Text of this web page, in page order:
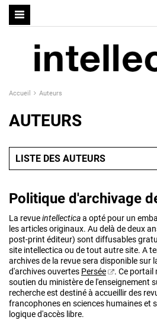
Accueil Auteurs
AUTEURS
LISTE DES AUTEURS
Politique d'archivage
La revueintellecticaa opté pour un
les articles originaux. Au delà de deux
post-print éditeur) sont diffusables
site intellectica ou de tout autre site. A
archives de la revue sera disponible sur
d'archives ouvertes Persée
. Ce portail
soutien du ministère de l'enseignement
recherche est destiné à accueillir des
francophones en sciences humaines et
logique d'accès libre.